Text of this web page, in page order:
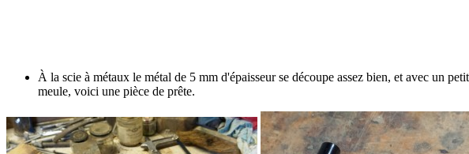
À la scie à métaux le métal de 5 mm d'épaisseur se découpe assez bien, et avec un
meule, voici une pièce de prête.